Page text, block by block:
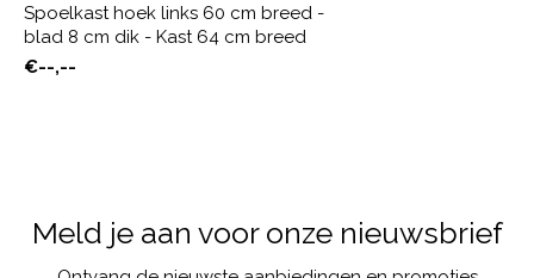
Spoelkast hoek links 60 cm breed -
blad 8 cm dik - Kast 64 cm breed
€--,--
Meld je aan voor onze nieuwsbrief